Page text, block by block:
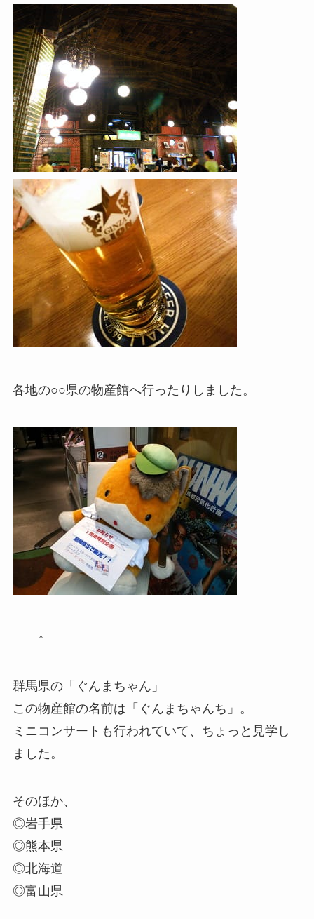
各地の○○県の物産館へ行ったりしました。
↑
群馬県の「ぐんまちゃん」
この物産館の名前は「ぐんまちゃんち」。
ミニコンサートも行われていて、ちょっと見学し
ました。
そのほか、
◎岩手県
◎熊本県
◎北海道
◎富山県